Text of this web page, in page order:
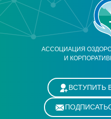
АССОЦИАЦИЯ
И
ВСТУПИТЬ